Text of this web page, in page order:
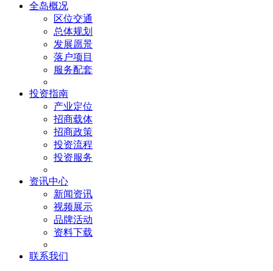
全岛概况
区位交通
总体规划
发展愿景
落户项目
服务配套
投资指南
产业定位
招商载体
招商政策
投资流程
投资服务
资讯中心
新闻资讯
视频展示
品牌活动
资料下载
联系我们